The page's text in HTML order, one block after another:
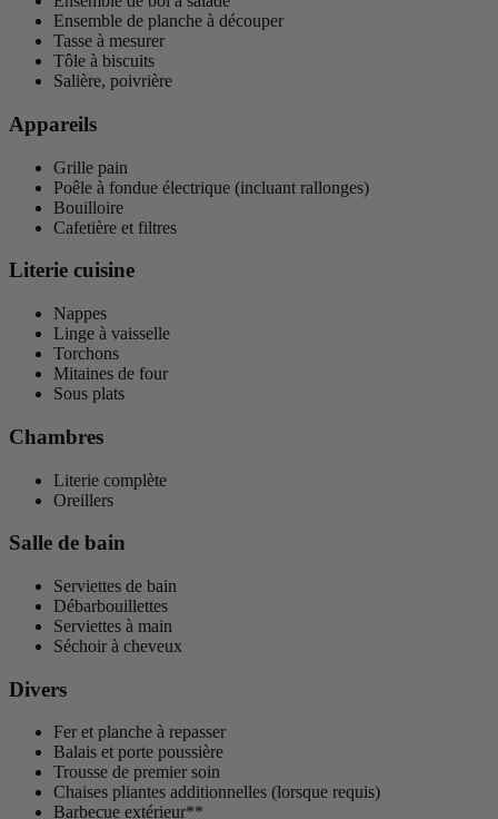
Ensemble de planche à découper
Tasse à mesurer
Tôle à biscuits
Salière, poivrière
Appareils
Grille pain
Poêle à fondue électrique (incluant rallonges)
Bouilloire
Cafetière et filtres
Literie cuisine
Nappes
Linge à vaisselle
Torchons
Mitaines de four
Sous plats
Chambres
Literie complète
Oreillers
Salle de bain
Serviettes de bain
Débarbouillettes
Serviettes à main
Séchoir à cheveux
Divers
Fer et planche à repasser
Balais et porte poussière
Trousse de premier soin
Chaises pliantes additionnelles (lorsque requis)
Barbecue extérieur**